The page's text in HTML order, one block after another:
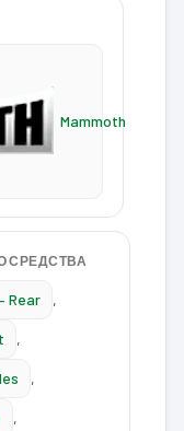
Mammoth
СРЕДСТВА
Rear ,
,
,
,